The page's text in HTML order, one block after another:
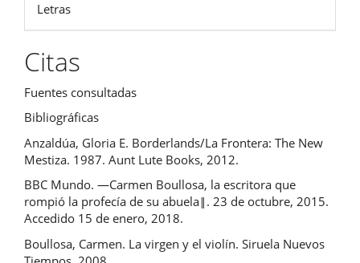
Letras
Citas
Fuentes consultadas
Bibliográficas
Anzaldúa, Gloria E. Borderlands/La Frontera: The New
Mestiza. 1987. Aunt Lute Books, 2012.
BBC Mundo. ―Carmen Boullosa, la escritora que
rompió la profecía de su abuela‖. 23 de octubre, 2015.
Accedido 15 de enero, 2018.
Boullosa, Carmen. La virgen y el violín. Siruela Nuevos